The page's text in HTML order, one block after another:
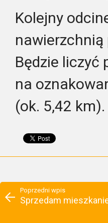
Kolejny
nawierzchnią
Będzie liczyć
na
(ok. 5,42
Poprzedni wpis
Sprzedam